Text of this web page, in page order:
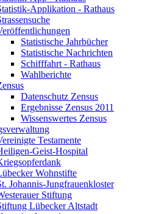
Applikation - Rathaus
Statistische Jahrbücher
Statistische Nachrichten
Schifffahrt - Rathaus
Wahlberichte
Datenschutz Zensus
Ergebnisse Zensus 2011
Wissenswertes Zensus
Testamente
Geist-Hospital
Wohnstifte
Johannis-Jungfrauenkloster
Stiftung
Lübecker Altstadt